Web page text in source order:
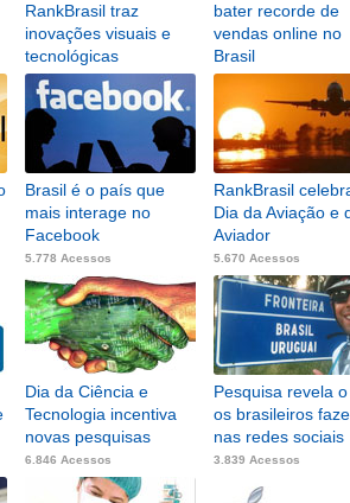
RankBrasil traz
inovações visuais e
tecnológicas
5.049 Acessos
bater recorde de
vendas online no
Brasil
4.949 Acessos
Brasil é o país que
mais interage no
Facebook
5.778 Acessos
RankBrasil
Dia da Aviação e
Aviador
5.670 Acessos
Dia da Ciência e
Tecnologia incentiva
novas pesquisas
6.846 Acessos
Pesquisa revela
os brasileiros
nas redes sociais
3.839 Acessos